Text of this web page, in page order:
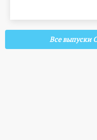
Все выпуски